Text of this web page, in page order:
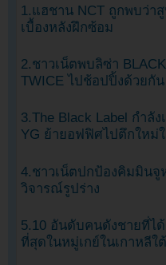
1.แฮชาน NCT ถูกพบว่า
เบื้องหลังฝึกซ้อม
2.ชาวเน็ตพบลิซ่า
TWICE ไปช้อปปิ้งด้วยกัน
3.The Black Label กำลั
YG ย้ายอฟฟิศไปตึกใหม่
4.ชาวเน็ตปกป้องคิมมินจู
วิจารณ์รูปร่าง
5.10 อันดับคนดังชายที่ไ
ที่สุดในหมู่เกย์ในเกาหลีใ